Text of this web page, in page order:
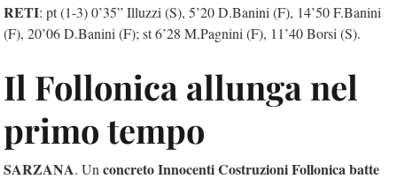
RETI: pt (1-3) 0’35” Illuzzi (S), 5’20 D.Banini (F), 14’50 F.Banini
(F), 20’06 D.Banini (F); st 6’28 M.Pagnini (F), 11’40 Borsi (S).
Il Follonica allunga nel
primo tempo
SARZANA. Un concreto Innocenti Costruzioni Follonica batte